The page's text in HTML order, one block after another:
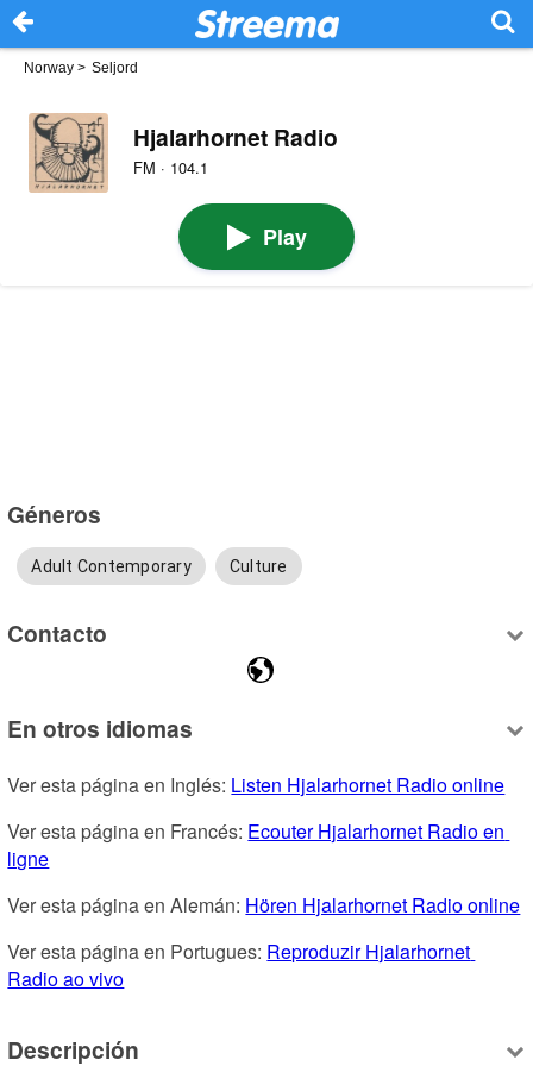
Norway > Seljord
Hjalarhornet Radio
FM · 104.1
Play
Géneros
Adult Contemporary Culture
Contacto
En otros idiomas
Ver esta página en Inglés: Listen Hjalarhornet Radio online
Ver esta página en Francés: Ecouter Hjalarhornet Radio en
ligne
Ver esta página en Alemán: Hören Hjalarhornet Radio online
Ver esta página en Portugues: Reproduzir Hjalarhornet
Radio ao vivo
Descripción